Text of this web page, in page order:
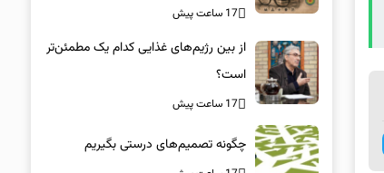
جراحان، چشم فرزندان خود را لیزیک
می‌کنند؟
17 ساعت پیش
از بین رژیم‌های غذایی کدام یک مطمئن‌تر
است؟‌
17 ساعت پیش
چگونه تصمیم‌های درستی بگیریم